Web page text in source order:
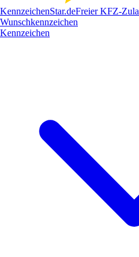
KennzeichenStar.deFreier KFZ-
Wunschkennzeichen
Kennzeichen